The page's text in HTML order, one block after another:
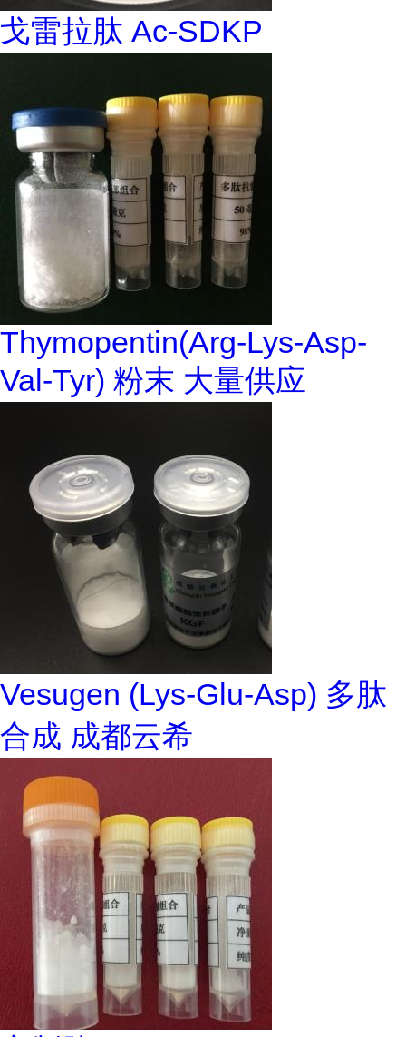
戈雷拉肽 Ac-SDKP
Thymopentin(Arg-Lys-Asp-
Val-Tyr) 粉末 大量供应
Vesugen (Lys-Glu-Asp) 多肽
合成 成都云希